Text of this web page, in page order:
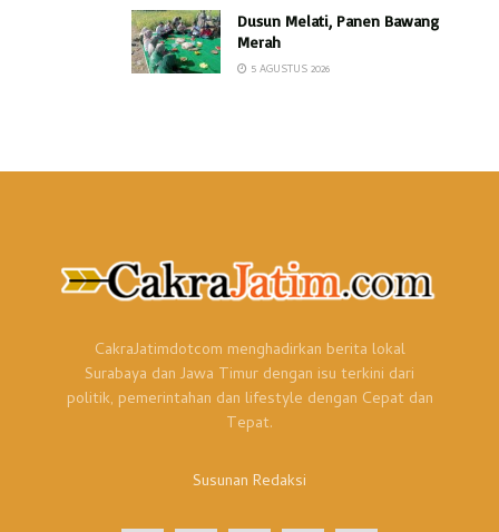
Dusun Melati, Panen Bawang
Merah
5 AGUSTUS 2026
CakraJatimdotcom menghadirkan berita lokal
Surabaya dan Jawa Timur dengan isu terkini dari
politik, pemerintahan dan lifestyle dengan Cepat dan
Tepat.
Susunan Redaksi